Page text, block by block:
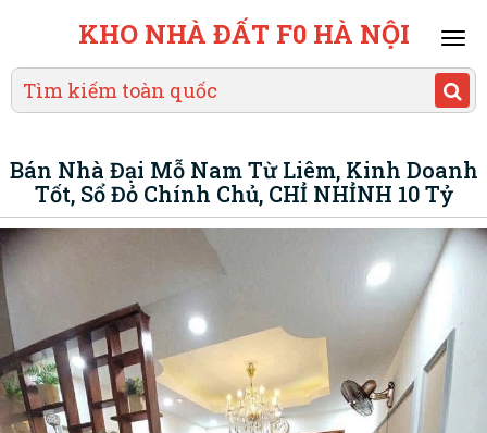
KHO NHÀ ĐẤT F0 HÀ NỘI
Bán Nhà Đại Mỗ Nam Từ Liêm, Kinh Doanh
Tốt, Sổ Đỏ Chính Chủ, CHỈ NHỈNH 10 Tỷ